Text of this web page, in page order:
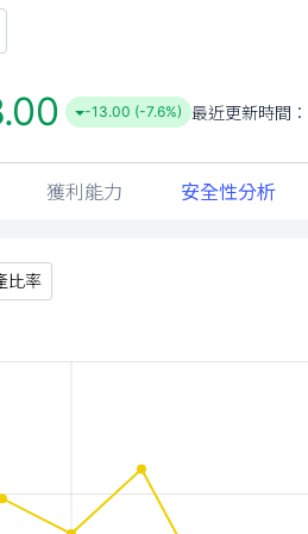
-13.00 (-7.6%) 最近更新時間：
獲利能力 安全性分析
比率